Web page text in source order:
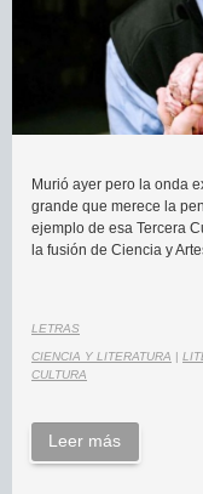
Murió ayer pero la onda
grande que merece la
ejemplo de esa Tercera
la fusión de Ciencia y
LETRAS
CIENCIA Y LITERATURA |
CULTURA
Leer más